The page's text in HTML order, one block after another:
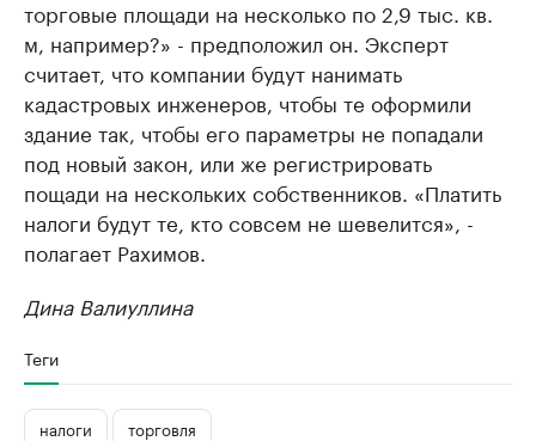
торговые площади на несколько по 2,9 тыс. кв.
м, например?» - предположил он. Эксперт
считает, что компании будут нанимать
кадастровых инженеров, чтобы те оформили
здание так, чтобы его параметры не попадали
под новый закон, или же регистрировать
пощади на нескольких собственников. «Платить
налоги будут те, кто совсем не шевелится», -
полагает Рахимов.
Дина Валиуллина
Теги
налоги торговля